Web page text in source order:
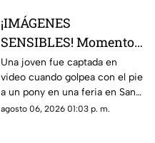
¡IMÁGENES
SENSIBLES! Momento
en el que mujer golpea
a un pony durante una
feria
Una joven fue captada en
video cuando golpea con el pie
a un pony en una feria en San
Luis Potosí; el hecho ha
agosto 06, 2026 01:03 p. m.